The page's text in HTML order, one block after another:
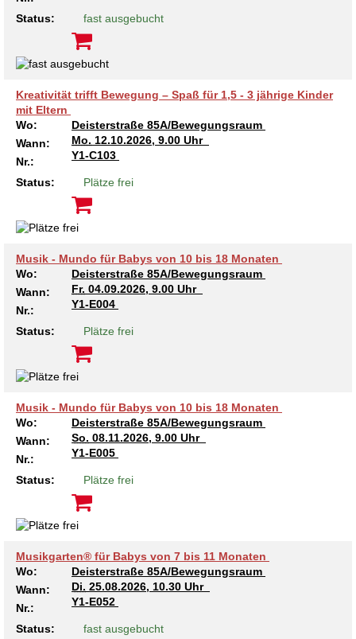
Status: fast ausgebucht
Kreativität trifft Bewegung – Spaß für 1,5 - 3 jährige Kinder
mit Eltern
Wo:
Deisterstraße 85A/Bewegungsraum
Wann:
Mo. 12.10.2026, 9.00 Uhr
Nr.:
Y1-C103
Status: Plätze frei
Musik - Mundo für Babys von 10 bis 18 Monaten
Wo:
Deisterstraße 85A/Bewegungsraum
Wann:
Fr. 04.09.2026, 9.00 Uhr
Nr.:
Y1-E004
Status: Plätze frei
Musik - Mundo für Babys von 10 bis 18 Monaten
Wo:
Deisterstraße 85A/Bewegungsraum
Wann:
So. 08.11.2026, 9.00 Uhr
Nr.:
Y1-E005
Status: Plätze frei
Musikgarten® für Babys von 7 bis 11 Monaten
Wo:
Deisterstraße 85A/Bewegungsraum
Wann:
Di. 25.08.2026, 10.30 Uhr
Nr.:
Y1-E052
Status: fast ausgebucht